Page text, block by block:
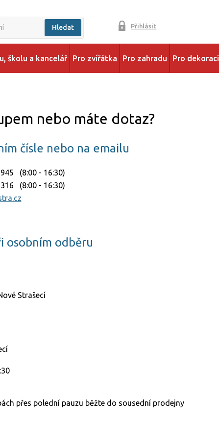
Hledat Přihlásit
školu a kancelář Pro zvířátka Pro zahradu Pro dekoraci
nebo máte dotaz?
čísle nebo na emailu
(8:00 - 16:30)
(8:00 - 16:30)
osobním odběru
Strašecí
přes polední pauzu běžte do sousední prodejny